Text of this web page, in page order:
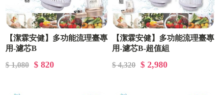
【潔霖安健】多功能流理臺專
用-濾芯B
$ 1,080
$ 820
【潔霖安健】多功能流理臺專
用-濾芯B-超值組
$ 4,320
$ 2,980